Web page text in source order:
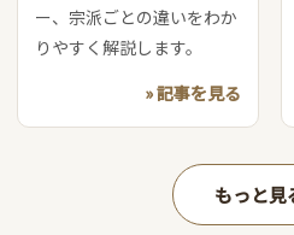
ー、宗派ごとの違いをわか
りやすく解説します。
» 記事を見る
もっと見